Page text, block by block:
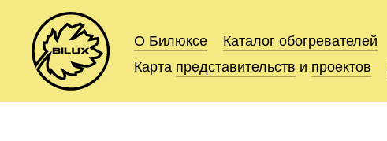
О Билюксе Каталог обогревателей
Карта представительств и проектов
О Билюксе Каталог обогревателей
Карта представительств и проектов